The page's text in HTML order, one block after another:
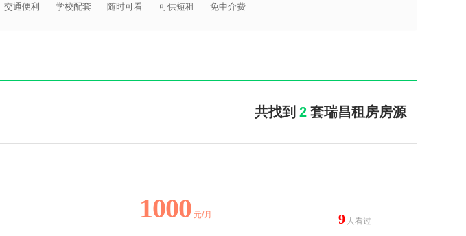
交通便利 学校配套 随时可看 可供短租 免中介费
共找到 2 套瑞昌租房房源
9 人看过
1000 元/月